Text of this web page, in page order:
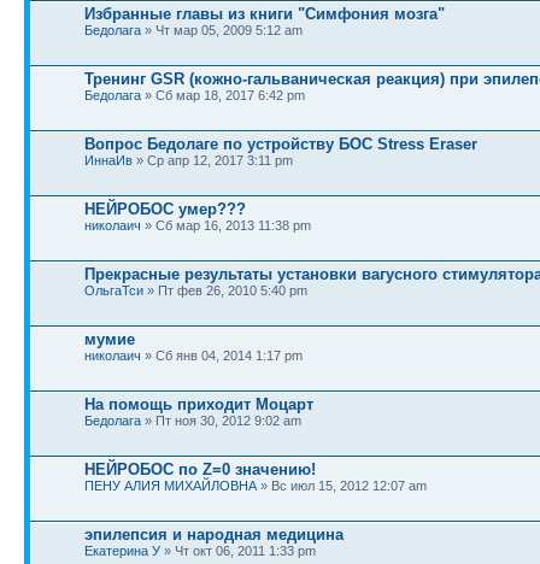
Избранные главы из книги "Симфония мозга"
Бедолага » Чт мар 05, 2009 5:12 am
Тренинг GSR (кожно-гальваническая реакция) при
Бедолага » Сб мар 18, 2017 6:42 pm
Вопрос Бедолаге по устройству БОС Stress Eraser
ИннаИв » Ср апр 12, 2017 3:11 pm
НЕЙРОБОС умер???
николаич » Сб мар 16, 2013 11:38 pm
Прекрасные результаты установки вагусного
ОльгаТси » Пт фев 26, 2010 5:40 pm
мумие
николаич » Сб янв 04, 2014 1:17 pm
На помощь приходит Моцарт
Бедолага » Пт ноя 30, 2012 9:02 am
НЕЙРОБОС по Z=0 значению!
ПЕНУ АЛИЯ МИХАЙЛОВНА » Вс июл 15, 2012 12:07 am
эпилепсия и народная медицина
Екатерина У » Чт окт 06, 2011 1:33 pm